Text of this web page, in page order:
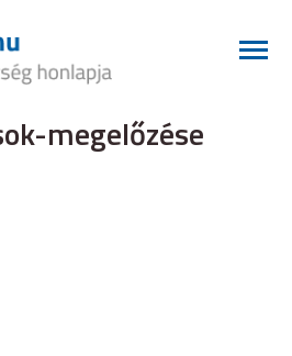
megelőzése